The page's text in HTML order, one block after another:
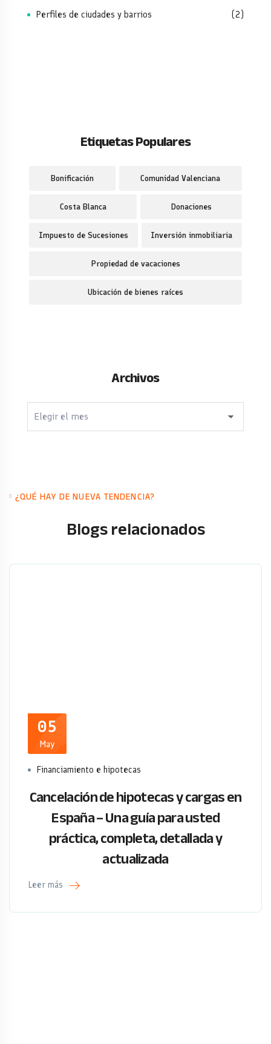
Perfiles de ciudades y barrios (2)
Etiquetas Populares
Bonificación Comunidad Valenciana
Costa Blanca Donaciones
Impuesto de Sucesiones Inversión inmobiliaria
Propiedad de vacaciones
Ubicación de bienes raíces
Archivos
Archivos
¿QUÉ HAY DE NUEVA TENDENCIA?
Blogs relacionados
05
May
Financiamiento e hipotecas
Cancelación de hipotecas y cargas en
España – Una guía para usted
práctica, completa, detallada y
actualizada
Leer más